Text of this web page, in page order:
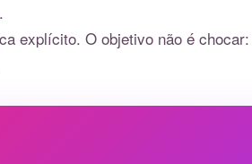
explícito. O objetivo não é